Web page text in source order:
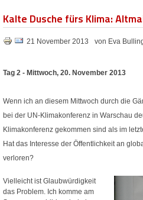
Kalte Dusche fürs Klima:
21 November 2013 von Eva
Tag 2 - Mittwoch, 20. November 2013
Wenn ich an diesem Mittwoch durch die
bei der UN-Klimakonferenz in Warschau
Klimakonferenz gekommen sind als im
Hat das Interesse der Öffentlichkeit an
verloren?
Vielleicht ist Glaubwürdigkeit
das Problem. Ich komme am